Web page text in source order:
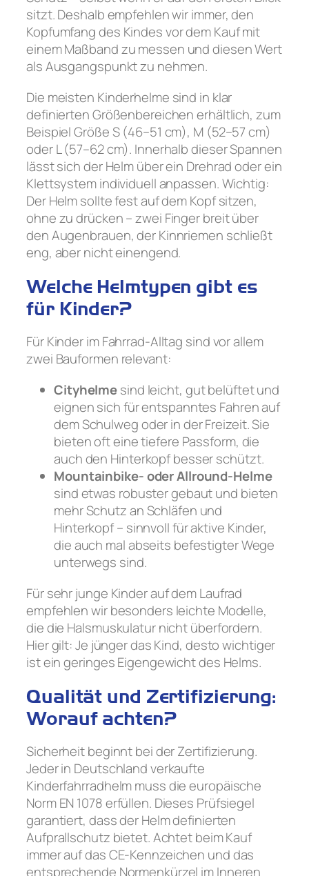
sitzt. Deshalb empfehlen wir immer, den
Kopfumfang des Kindes vor dem Kauf mit
einem Maßband zu messen und diesen Wert
als Ausgangspunkt zu nehmen.
Die meisten Kinderhelme sind in klar
definierten Größenbereichen erhältlich, zum
Beispiel Größe S (46–51 cm), M (52–57 cm)
oder L (57–62 cm). Innerhalb dieser Spannen
lässt sich der Helm über ein Drehrad oder ein
Klettsystem individuell anpassen. Wichtig:
Der Helm sollte fest auf dem Kopf sitzen,
ohne zu drücken – zwei Finger breit über
den Augenbrauen, der Kinnriemen schließt
eng, aber nicht einengend.
Welche Helmtypen gibt es
für Kinder?
Für Kinder im Fahrrad-Alltag sind vor allem
zwei Bauformen relevant:
Cityhelmesind leicht, gut belüftet und
eignen sich für entspanntes Fahren auf
dem Schulweg oder in der Freizeit. Sie
bieten oft eine tiefere Passform, die
auch den Hinterkopf besser schützt.
Mountainbike- oder Allround-Helme
sind etwas robuster gebaut und bieten
mehr Schutz an Schläfen und
Hinterkopf – sinnvoll für aktive Kinder,
die auch mal abseits befestigter Wege
unterwegs sind.
Für sehr junge Kinder auf dem Laufrad
empfehlen wir besonders leichte Modelle,
die die Halsmuskulatur nicht überfordern.
Hier gilt: Je jünger das Kind, desto wichtiger
ist ein geringes Eigengewicht des Helms.
Qualität und Zertifizierung:
Worauf achten?
Sicherheit beginnt bei der Zertifizierung.
Jeder in Deutschland verkaufte
Kinderfahrradhelm muss die europäische
Norm EN 1078 erfüllen. Dieses Prüfsiegel
garantiert, dass der Helm definierten
Aufprallschutz bietet. Achtet beim Kauf
immer auf das CE-Kennzeichen und das
entsprechende Normenkürzel im Inneren